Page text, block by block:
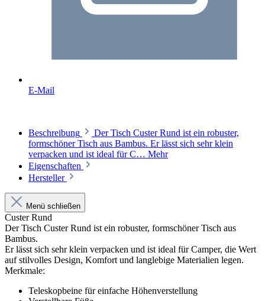
E-Mail
Beschreibung
Der Tisch Custer Rund ist ein robuster,
formschöner Tisch aus Bambus. Er lässt sich sehr klein
verpacken und ist ideal für C… Mehr
Eigenschaften
Hersteller
Menü schließen
Custer Rund
Der Tisch Custer Rund ist ein robuster, formschöner Tisch aus
Bambus.
Er lässt sich sehr klein verpacken und ist ideal für Camper, die Wert
auf stilvolles Design, Komfort und langlebige Materialien legen.
Merkmale:
Teleskopbeine für einfache Höhenverstellung